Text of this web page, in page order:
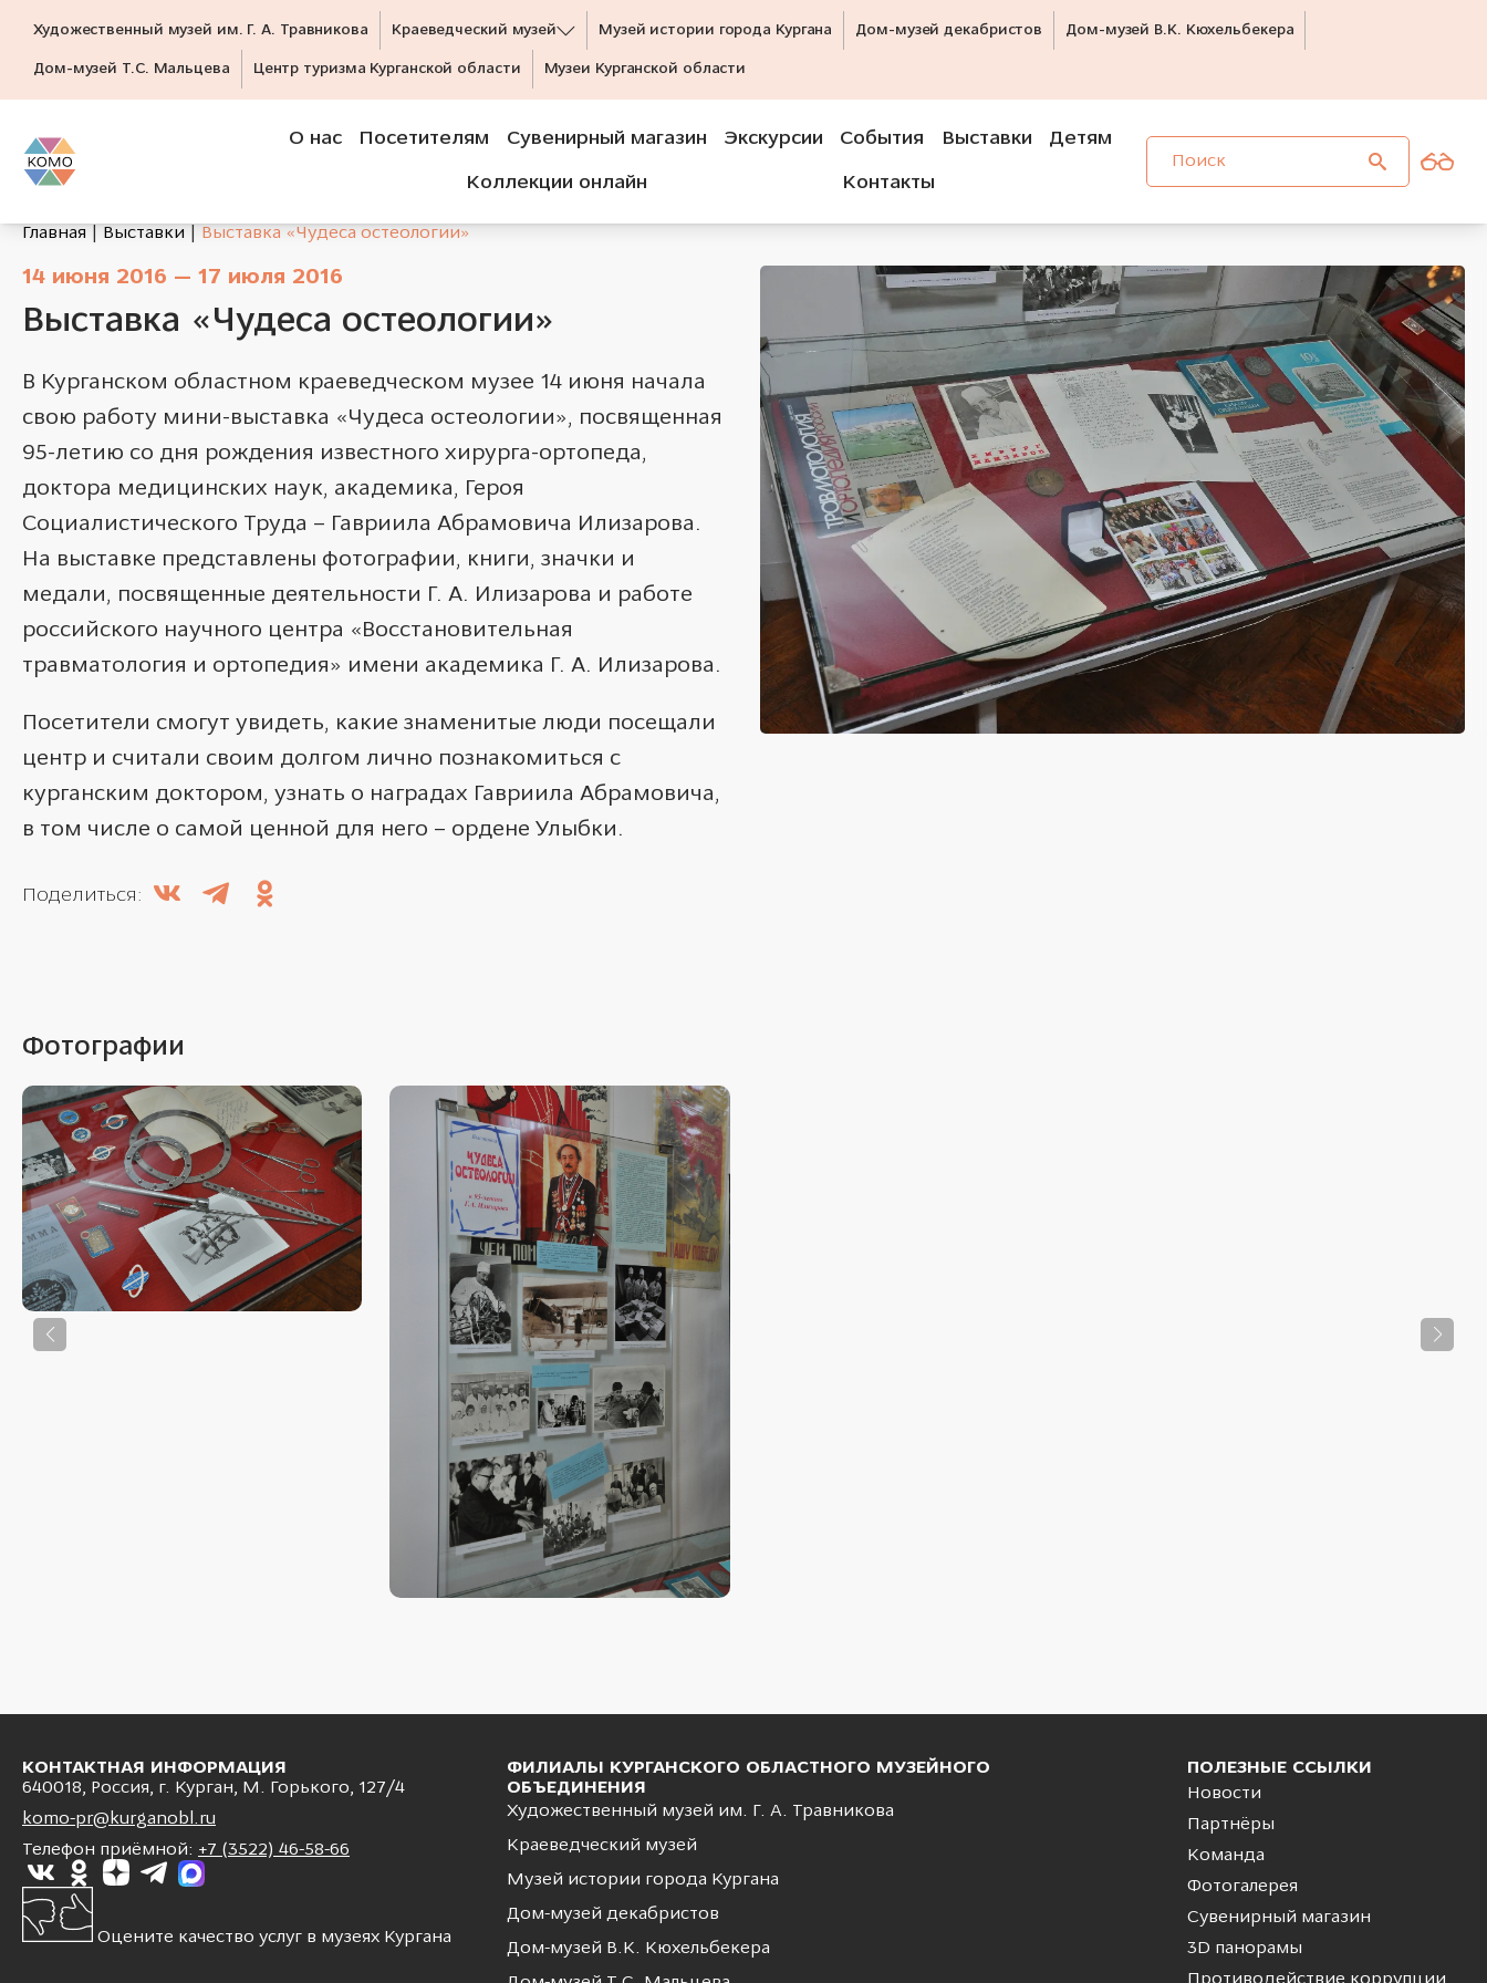
Художественный музей им. Г. А. Травникова Краеведческий музей Музей истории города Кургана Дом-музей декабристов Дом-музей В.К. Кюхельбекера
Дом-музей Т.С. Мальцева Центр туризма Курганской области Музеи Курганской области
О нас Посетителям Сувенирный магазин Экскурсии События Выставки Детям
Коллекции онлайн Контакты
Главная Выставки Выставка «Чудеса остеологии»
14 июня 2016 — 17 июля 2016
Выставка «Чудеса остеологии»
В Курганском областном краеведческом музее 14 июня начала
свою работу мини-выставка «Чудеса остеологии», посвященная
95-летию со дня рождения известного хирурга-ортопеда,
доктора медицинских наук, академика, Героя
Социалистического Труда – Гавриила Абрамовича Илизарова.
На выставке представлены фотографии, книги, значки и
медали, посвященные деятельности Г. А. Илизарова и работе
российского научного центра «Восстановительная
травматология и ортопедия» имени академика Г. А. Илизарова.
Посетители смогут увидеть, какие знаменитые люди посещали
центр и считали своим долгом лично познакомиться с
курганским доктором, узнать о наградах Гавриила Абрамовича,
в том числе о самой ценной для него – ордене Улыбки.
Поделиться:
Фотографии
КОНТАКТНАЯ ИНФОРМАЦИЯ
640018, Россия, г. Курган, М. Горького, 127/4
komo-pr@kurganobl.ru
Телефон приёмной: +7 (3522) 46-58-66
Оцените качество услуг в музеях Кургана
ФИЛИАЛЫ КУРГАНСКОГО ОБЛАСТНОГО МУЗЕЙНОГО
ОБЪЕДИНЕНИЯ
Художественный музей им. Г. А. Травникова
Краеведческий музей
Музей истории города Кургана
Дом-музей декабристов
Дом-музей В.К. Кюхельбекера
ПОЛЕЗНЫЕ ССЫЛКИ
Новости
Партнёры
Команда
Фотогалерея
Сувенирный магазин
3D панорамы
Противодействие коррупции